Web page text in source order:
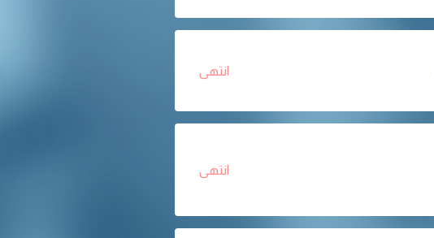
انتهى
انتهى